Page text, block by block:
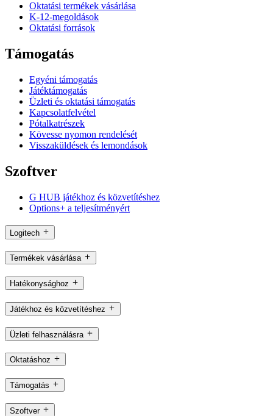
Oktatási termékek vásárlása
K-12-megoldások
Oktatási források
Támogatás
Egyéni támogatás
Játéktámogatás
Üzleti és oktatási támogatás
Kapcsolatfelvétel
Pótalkatrészek
Kövesse nyomon rendelését
Visszaküldések és lemondások
Szoftver
G HUB játékhoz és közvetítéshez
Options+ a teljesítményért
Logitech
Termékek vásárlása
Hatékonysághoz
Játékhoz és közvetítéshez
Üzleti felhasználásra
Oktatáshoz
Támogatás
Szoftver